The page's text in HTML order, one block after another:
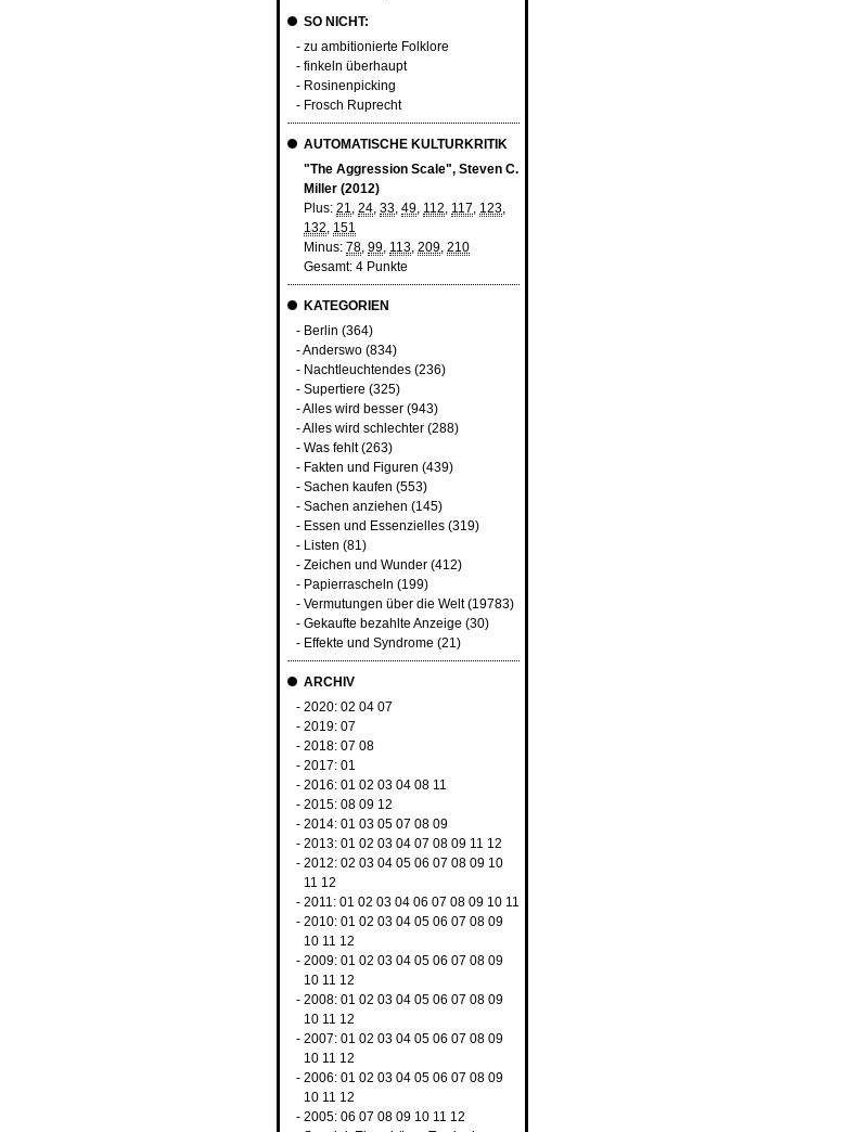
SO NICHT:
- zu ambitionierte Folklore
- finkeln überhaupt
- Rosinenpicking
- Frosch Ruprecht
AUTOMATISCHE KULTURKRITIK
"The Aggression Scale", Steven C.
Miller (2012)
Plus: 21, 24, 33, 49, 112, 117, 123,
132, 151
Minus: 78, 99, 113, 209, 210
Gesamt: 4 Punkte
KATEGORIEN
- Berlin (364)
-Anderswo(834)
- Nachtleuchtendes(236)
- Supertiere (325)
-Alles wird besser(943)
-Alles wird schlechter(288)
- Was fehlt(263)
- Fakten und Figuren (439)
- Sachen kaufen (553)
- Sachen anziehen (145)
- Essen und Essenzielles(319)
- Listen (81)
- Zeichen und Wunder(412)
- Papierrascheln (199)
- Vermutungen über die Welt(19783)
- Gekaufte bezahlte Anzeige (30)
- Effekte und Syndrome (21)
ARCHIV
- 2020: 02 04 07
- 2019: 07
- 2018: 07 08
- 2017: 01
- 2016: 01 02 03 04 08 11
- 2015: 08 09 12
- 2014: 01 03 05 07 08 09
- 2013: 01 02 03 04 07 08 09 11 12
- 2012: 02 03 04 05 06 07 08 09 10
11 12
- 2011: 01 02 03 04 06 07 08 09 10 11
- 2010: 01 02 03 04 05 06 07 08 09
10 11 12
- 2009: 01 02 03 04 05 06 07 08 09
10 11 12
- 2008: 01 02 03 04 05 06 07 08 09
10 11 12
- 2007: 01 02 03 04 05 06 07 08 09
10 11 12
- 2006: 01 02 03 04 05 06 07 08 09
10 11 12
- 2005: 06 07 08 09 10 11 12